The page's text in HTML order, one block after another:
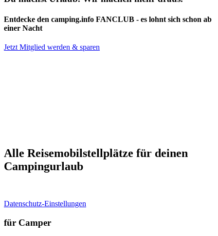
Entdecke den camping.info FANCLUB - es lohnt sich schon ab
einer Nacht
Jetzt Mitglied werden & sparen
Alle Reisemobilstellplätze für deinen
Campingurlaub
Datenschutz-Einstellungen
für Camper